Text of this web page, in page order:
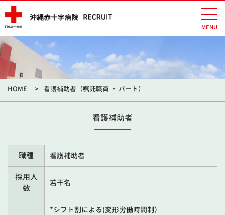
HOME 看護補助者（嘱託職員 ・ パート）
看護補助者
職種 看護補助者
採用人
数
若干名
*シフト割による(変形労働時間制）